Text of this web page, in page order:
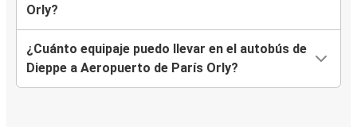
Orly?
¿Cuánto equipaje puedo llevar en el autobús de
Dieppe a Aeropuerto de París Orly?